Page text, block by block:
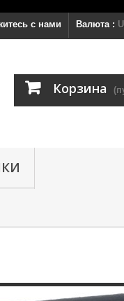
Валюта :
с нами
Корзина